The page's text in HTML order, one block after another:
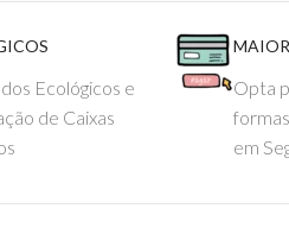
Ecológicos e
de Caixas
Opta
em